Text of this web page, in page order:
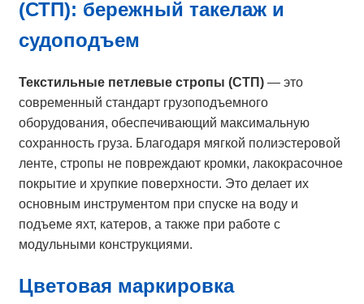
(СТП): бережный такелаж и
судоподъем
Текстильные петлевые стропы (СТП) — это
современный стандарт грузоподъемного
оборудования, обеспечивающий максимальную
сохранность груза. Благодаря мягкой полиэстеровой
ленте, стропы не повреждают кромки, лакокрасочное
покрытие и хрупкие поверхности. Это делает их
основным инструментом при спуске на воду и
подъеме яхт, катеров, а также при работе с
модульными конструкциями.
Цветовая маркировка